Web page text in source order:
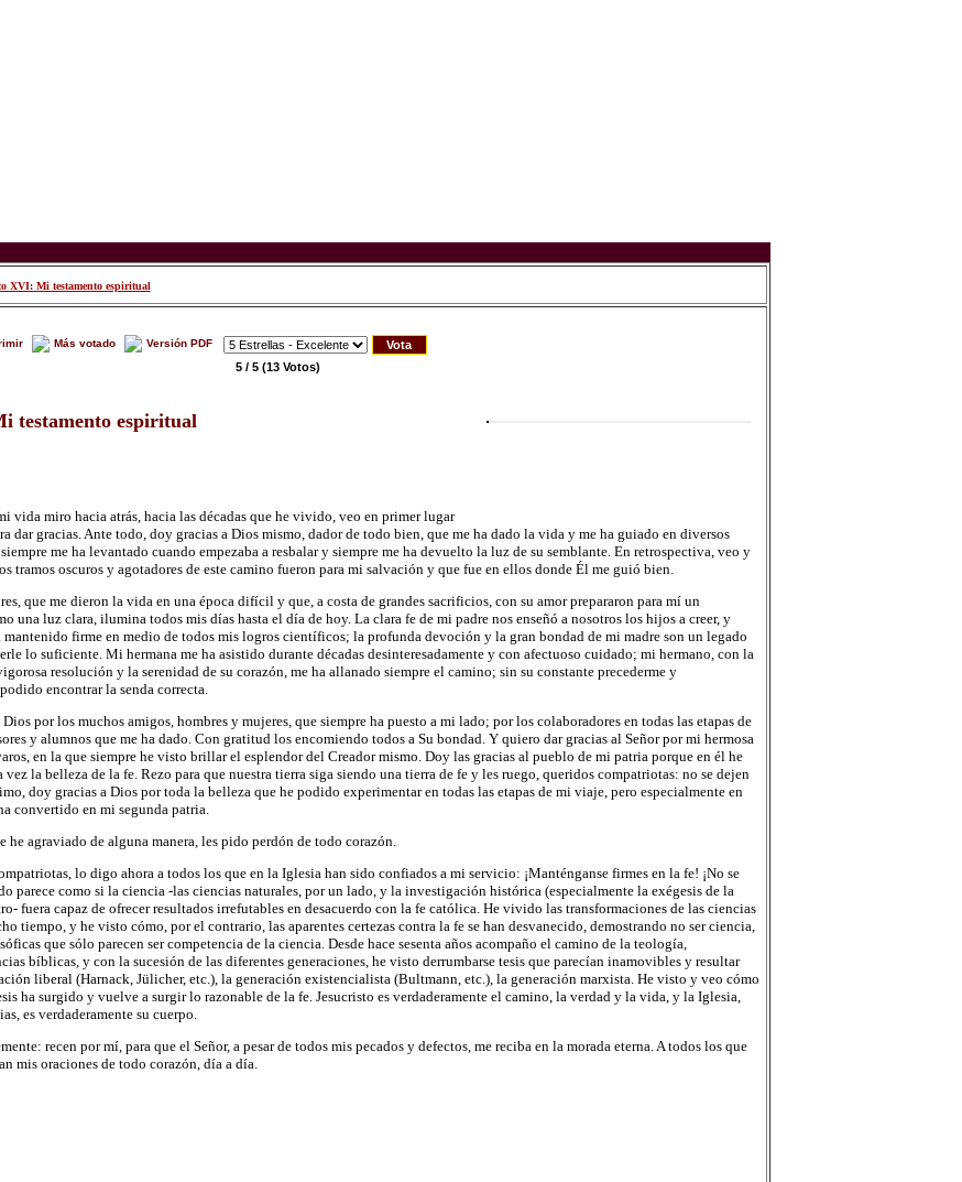
XVI: Mi testamento espiritual
Más votado Versión PDF
5 / 5 (13 Votos)
testamento espiritual
vida miro hacia atrás, hacia las décadas que he vivido, veo en primer lugar
dar gracias. Ante todo, doy gracias a Dios mismo, dador de todo bien, que me ha dado la vida y me ha guiado en diversos
me ha levantado cuando empezaba a resbalar y siempre me ha devuelto la luz de su semblante. En retrospectiva, veo y
tramos oscuros y agotadores de este camino fueron para mi salvación y que fue en ellos donde Él me guió bien.
que me dieron la vida en una época difícil y que, a costa de grandes sacrificios, con su amor prepararon para mí un
una luz clara, ilumina todos mis días hasta el día de hoy. La clara fe de mi padre nos enseñó a nosotros los hijos a creer, y
mantenido firme en medio de todos mis logros científicos; la profunda devoción y la gran bondad de mi madre son un legado
lo suficiente. Mi hermana me ha asistido durante décadas desinteresadamente y con afectuoso cuidado; mi hermano, con la
resolución y la serenidad de su corazón, me ha allanado siempre el camino; sin su constante precederme y
encontrar la senda correcta.
por los muchos amigos, hombres y mujeres, que siempre ha puesto a mi lado; por los colaboradores en todas las etapas de
y alumnos que me ha dado. Con gratitud los encomiendo todos a Su bondad. Y quiero dar gracias al Señor por mi hermosa
en la que siempre he visto brillar el esplendor del Creador mismo. Doy las gracias al pueblo de mi patria porque en él he
la belleza de la fe. Rezo para que nuestra tierra siga siendo una tierra de fe y les ruego, queridos compatriotas: no se dejen
doy gracias a Dios por toda la belleza que he podido experimentar en todas las etapas de mi viaje, pero especialmente en
convertido en mi segunda patria.
he agraviado de alguna manera, les pido perdón de todo corazón.
lo digo ahora a todos los que en la Iglesia han sido confiados a mi servicio: ¡Manténganse firmes en la fe! ¡No se
parece como si la ciencia -las ciencias naturales, por un lado, y la investigación histórica (especialmente la exégesis de la
fuera capaz de ofrecer resultados irrefutables en desacuerdo con la fe católica. He vivido las transformaciones de las ciencias
tiempo, y he visto cómo, por el contrario, las aparentes certezas contra la fe se han desvanecido, demostrando no ser ciencia,
que sólo parecen ser competencia de la ciencia. Desde hace sesenta años acompaño el camino de la teología,
bíblicas, y con la sucesión de las diferentes generaciones, he visto derrumbarse tesis que parecían inamovibles y resultar
liberal (Harnack, Jülicher, etc.), la generación existencialista (Bultmann, etc.), la generación marxista. He visto y veo cómo
ha surgido y vuelve a surgir lo razonable de la fe. Jesucristo es verdaderamente el camino, la verdad y la vida, y la Iglesia,
es verdaderamente su cuerpo.
recen por mí, para que el Señor, a pesar de todos mis pecados y defectos, me reciba en la morada eterna. A todos los que
mis oraciones de todo corazón, día a día.